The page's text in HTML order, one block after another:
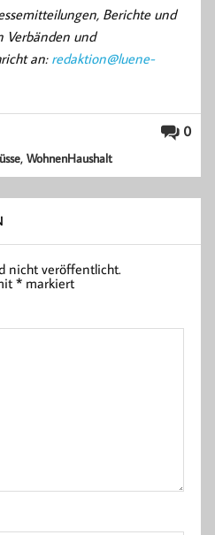
Berichte und
Verbänden und
an: redaktion@luene-
0
,WohnenHaushalt
nicht veröffentlicht.
* markiert